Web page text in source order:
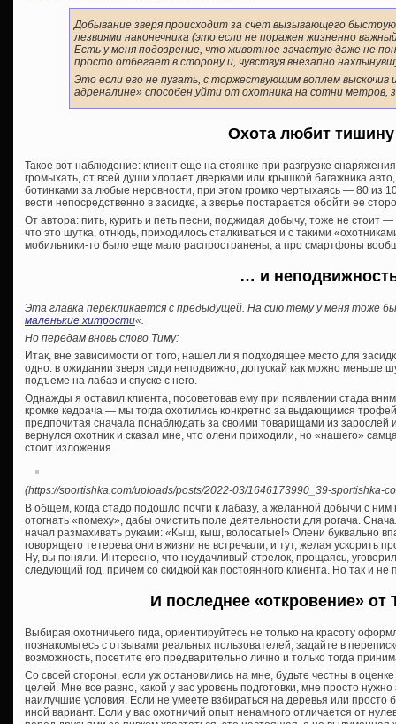
Добывание зверя происходит за счет вызывающего
лезвиями наконечника (это если не поражен жизненно
Есть у меня подозрение, что животное зачастую даже не
просто отбегает в сторону и, чувствуя внезапно
Это если его не пугать, с торжествующим воплем выскочив
адреналине» способен уйти от охотника на сотни метров,
Охота любит
Такое вот наблюдение: клиент еще на стоянке при разгрузке
громыхать, от всей души хлопает дверками или крышкой багажника
ботинками за любые неровности, при этом громко чертыхаясь — 80 из
вести непосредственно в засидке, а зверье постарается обойти ее
От автора: пить, курить и петь песни, поджидая добычу, тоже не стоит
что это шутка, отнюдь, приходилось сталкиваться и с такими
мобильники-то было еще мало распространены, а про смартфоны
… и
Эта главка перекликается с предыдущей. На сию тему у меня тоже
маленькие хитрости«.
Но передам вновь слово Тиму:
Итак, вне зависимости от того, нашел ли я подходящее место для
одно: в ожидании зверя сиди неподвижно, допускай как можно меньше
подъеме на лабаз и спуске с него.
Однажды я оставил клиента, посоветовав ему при появлении стада
кромке кедрача — мы тогда охотились конкретно за выдающимся
предпочитая сначала понаблюдать за своими товарищами из зарослей
вернулся охотник и сказал мне, что олени приходили, но «нашего»
стоит изложения.
(https://sportishka.com/uploads/posts/2022-03/1646173990_39-sportishka-
В общем, когда стадо подошло почти к лабазу, а желанной добычи с
отогнать «помеху», дабы очистить поле деятельности для рогача.
начал размахивать руками: «Кыш, кыш, волосатые!» Олени буквально
говорящего тетерева они в жизни не встречали, и тут, желая ускорить
Ну, вы поняли. Интересно, что неудачливый стрелок, прощаясь,
следующий год, причем со скидкой как постоянного клиента. Но так и не
И последнее «откровение» от
Выбирая охотничьего гида, ориентируйтесь не только на красоту
познакомьтесь с отзывами реальных пользователей, задайте в
возможность, посетите его предварительно лично и только тогда
Со своей стороны, если уж остановились на мне, будьте честны в
целей. Мне все равно, какой у вас уровень подготовки, мне просто
наилучшие условия. Если не умеете взбираться на деревья или просто
иной вариант. Если у вас охотничий опыт ненамного отличается от